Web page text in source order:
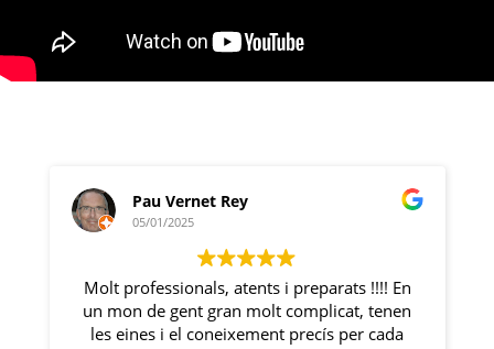
Pau Vernet Rey
05/01/2025
Molt professionals, atents i preparats !!!! En
un mon de gent gran molt complicat, tenen
les eines i el coneixement precís per cada